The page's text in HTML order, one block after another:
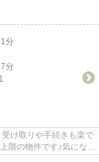
分
分
け取りや手続きも楽で
階の物件です♪気になる